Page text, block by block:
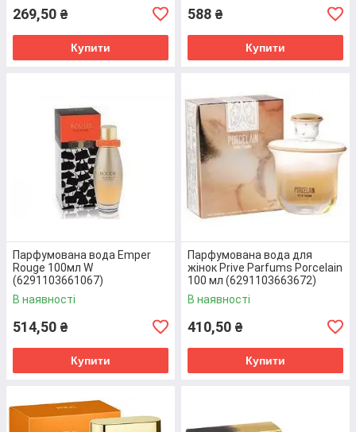
УНІКАЛЬНИЙ АСОРТИМЕНТ
Ми пропонуємо більше 5 тисяч товарів. Серед них
брашинг та інші аксесуари.
ЯКІСТЬ ТОВАРІВ
З більшістю виробників ми працюємо вже багато
років, тому впевнені в якості продукції, яку вони
пропонують. Усі товари є безпечними у випадку їх
269,50 ₴
Купити
588 ₴
Купити
Парфумована вода Emper
Rouge 100мл W
(6291103661067)
В наявності
514,50 ₴
Купити
Парфумована вода для
жінок Prive Parfums Porcelain
100 мл (6291103663672)
В наявності
410,50 ₴
Купити